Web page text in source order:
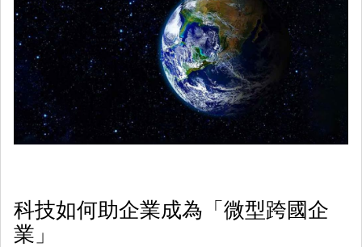
科技如何助企業成為「微型跨國企
業」